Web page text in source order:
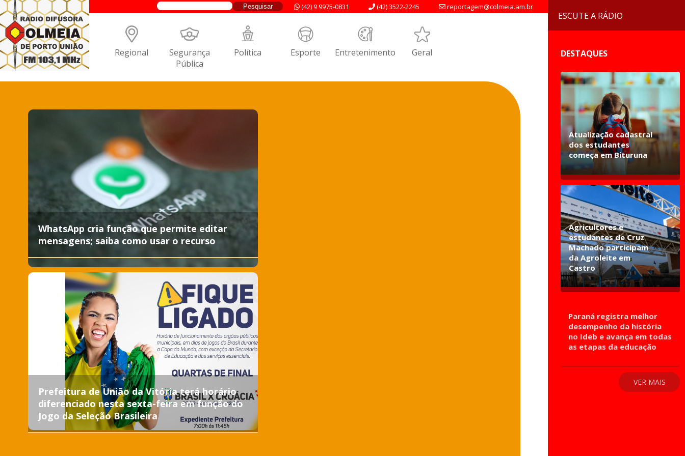
reportagem@colmeia.am.br
(42) 3522-2245
(42) 9 9975-0831
Regional Segurança
Pública
Política Esporte Entretenimento Geral
WhatsApp cria função que permite editar
mensagens; saiba como usar o recurso
Prefeitura de União da Vitória terá horário
diferenciado nesta sexta-feira em função do
Jogo da Seleção Brasileira
ESCUTE A RÁDIO
DESTAQUES
Atualização cadastral
dos estudantes
começa em Bituruna
Agricultores e
estudantes de Cruz
Machado participam
da Agroleite em
Castro
Paraná registra melhor
desempenho da história
no Ideb e avança em todas
as etapas da educação
VER MAIS